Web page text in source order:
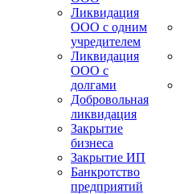
Ликвидация
ООО с одним
учредителем
Ликвидация
ООО с
долгами
Добровольная
ликвидация
Закрытие
бизнеса
Закрытие ИП
Банкротство
предприятий